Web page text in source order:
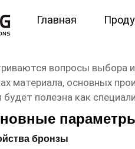
Главная
гост 6613
вопросы выбора
материала, основных
полезна как
бронзы